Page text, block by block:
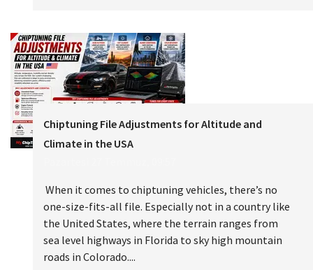
Chiptuning File Adjustments for Altitude and
Climate in the USA
When it comes to chiptuning vehicles, there’s no
one-size-fits-all file. Especially not in a country like
the United States, where the terrain ranges from
sea level highways in Florida to sky high mountain
roads in Colorado....